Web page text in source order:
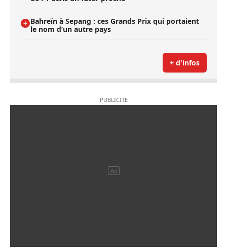
Bahreïn à Sepang : ces Grands Prix qui portaient
le nom d’un autre pays
+ d'infos